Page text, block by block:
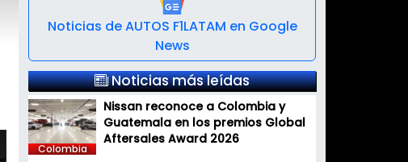
Noticias de AUTOS F1LATAM en Google
News
Noticias más leídas
Colombia
Nissan reconoce a Colombia y
Guatemala en los premios Global
Aftersales Award 2026